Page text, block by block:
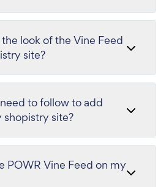
look of the Vine Feed
site?
to follow to add
site?
POWR Vine Feed on my